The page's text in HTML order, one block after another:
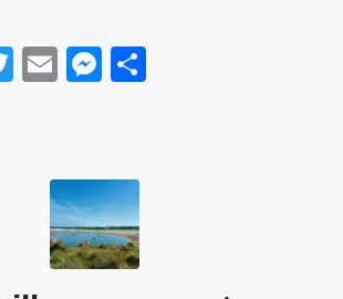
Twitter
EmailMessenger